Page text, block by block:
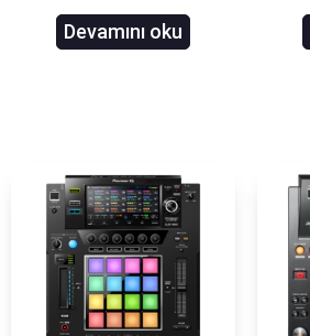
Devamını oku